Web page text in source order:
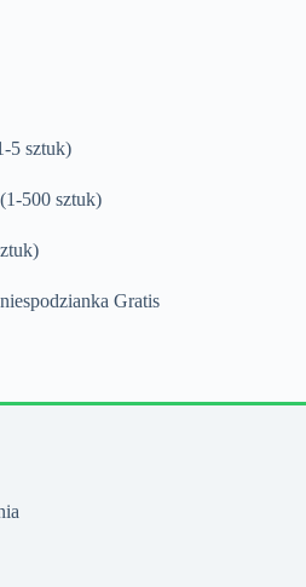
5 sztuk)
500 sztuk)
Gratis